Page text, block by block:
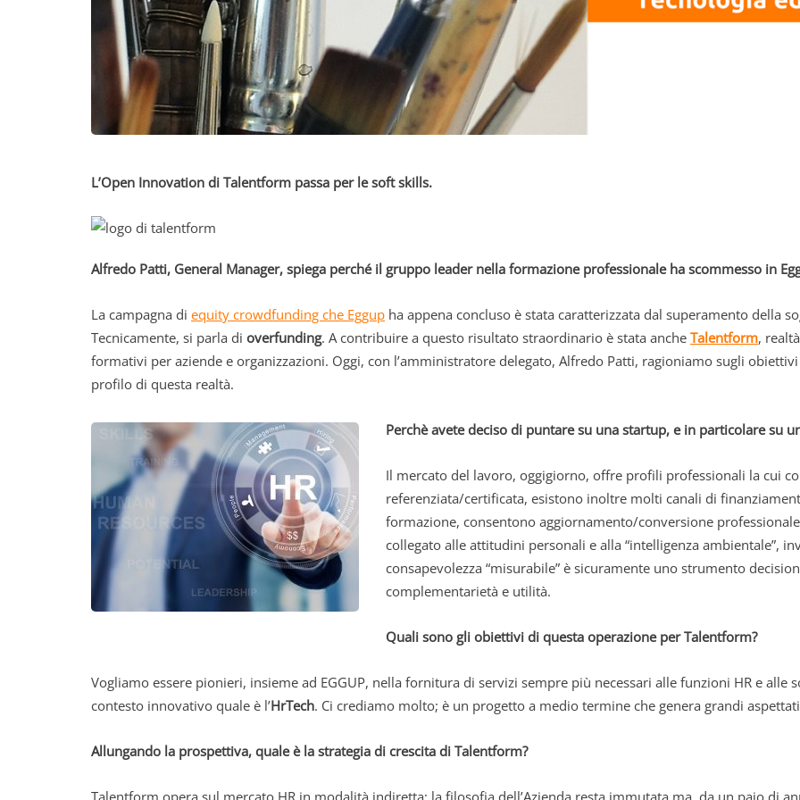
L’Open Innovation di Talentform passa per le soft skills.
Alfredo Patti, General Manager, spiega perché il gruppo leader nella formazione professionale ha scommesso in
La campagna di equity crowdfunding che Eggup ha appena concluso è stata caratterizzata dal superamento della
Tecnicamente, si parla di overfunding. A contribuire a questo risultato straordinario è stata anche Talentform,
formativi per aziende e organizzazioni. Oggi, con l’amministratore delegato, Alfredo Patti, ragioniamo sugli
profilo di questa realtà.
Perchè avete deciso di puntare su una startup, e in particolare su
Il mercato del lavoro, oggigiorno, offre profili professionali la cui
referenziata/certificata, esistono inoltre molti canali di
formazione, consentono aggiornamento/conversione
collegato alle attitudini personali e alla “intelligenza ambientale”,
consapevolezza “misurabile” è sicuramente uno strumento
complementarietà e utilità.
Quali sono gli obiettivi di questa operazione per Talentform?
Vogliamo essere pionieri, insieme ad EGGUP, nella fornitura di servizi sempre più necessari alle funzioni HR e
contesto innovativo quale è l’HrTech. Ci crediamo molto; è un progetto a medio termine che genera grandi
Allungando la prospettiva, quale è la strategia di crescita di Talentform?